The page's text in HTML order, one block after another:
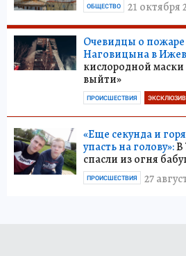
21 октября
ОБЩЕСТВО
Очевидцы о пожаре
Наговицына в
кислородной
выйти»
ПРОИСШЕСТВИЯ ЭКСКЛЮЗИВ
«Еще секунда и
упасть на голову»:В
спасли из огня
27
ПРОИСШЕСТВИЯ